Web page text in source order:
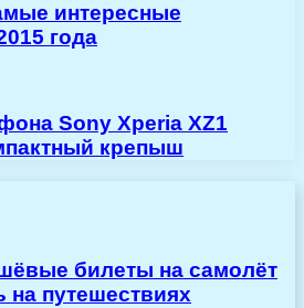
интересные
года
Sony Xperia XZ1
крепыш
билеты на самолёт
на путешествиях